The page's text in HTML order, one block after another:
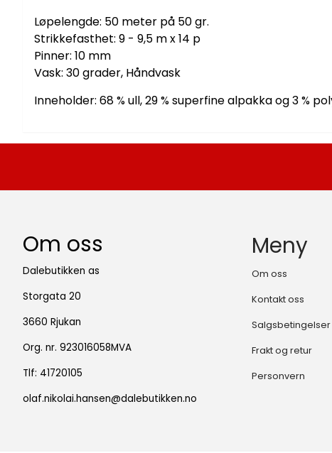
Løpelengde: 50 meter på 50 gr.
Strikkefasthet: 9 - 9,5 m x 14 p
Pinner: 10 mm
Vask: 30 grader, Håndvask
Inneholder: 68 % ull, 29 % superfine alpakka og 3 %
Om oss
Dalebutikken as
Storgata 20
3660 Rjukan
Org. nr. 923016058MVA
Tlf: 41720105
olaf.nikolai.hansen@dalebutikken.no
Meny
Om oss
Kontakt oss
Salgsbetingelser
Frakt og retur
Personvern